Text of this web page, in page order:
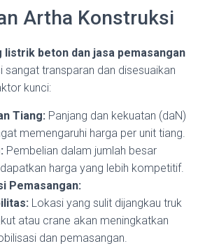
Artha Konstruksi
listrik beton dan jasa pemasangan
sangat transparan dan disesuaikan
kunci:
Tiang: Panjang dan kekuatan (daN)
memengaruhi harga per unit tiang.
Pembelian dalam jumlah besar
harga yang lebih kompetitif.
Pemasangan:
Lokasi yang sulit dijangkau truk
atau crane akan meningkatkan
dan pemasangan.